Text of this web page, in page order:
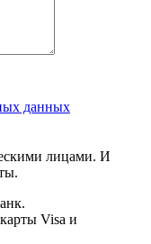
данных
лицами. И
Visa и